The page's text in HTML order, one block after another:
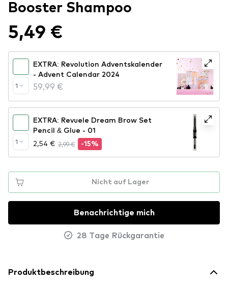
Booster Shampoo
5,49 €
1
EXTRA: Revolution Adventskalender
- Advent Calendar 2024
59,99 €
1
EXTRA: Revuele Dream Brow Set
Pencil & Glue - 01
2,54 € 2,99 € -15%
Nicht auf Lager
Benachrichtige mich
28 Tage Rückgarantie
Produktbeschreibung